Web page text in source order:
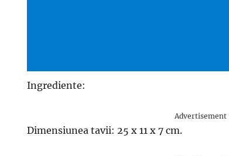
Ingrediente:
Advertisement
Dimensiunea tavii: 25 x 11 x 7 cm.